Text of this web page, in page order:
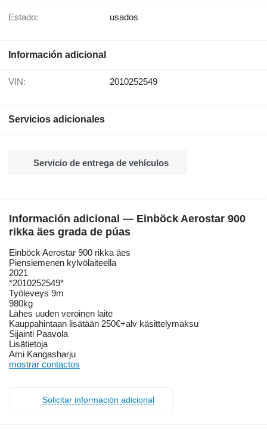
Estado: usados
Información adicional
VIN: 2010252549
Servicios adicionales
Servicio de entrega de vehículos
Información adicional — Einböck Aerostar 900
rikka äes grada de púas
Einböck Aerostar 900 rikka äes
Piensiemenen kylvölaiteella
2021
*2010252549*
Työleveys 9m
980kg
Lähes uuden veroinen laite
Kauppahintaan lisätään 250€+alv käsittelymaksu
Sijainti Paavola
Lisätietoja
Ami Kangasharju
mostrar contactos
Solicitar información adicional